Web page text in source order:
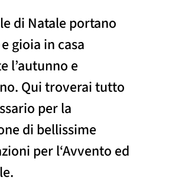
di Natale portano
gioia in casa
l’autunno e
Qui troverai tutto
per la
di bellissime
per l‘Avvento ed